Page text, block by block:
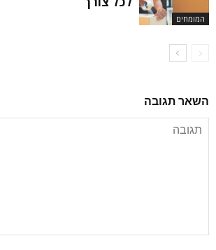
המומחים
השאר תגובה